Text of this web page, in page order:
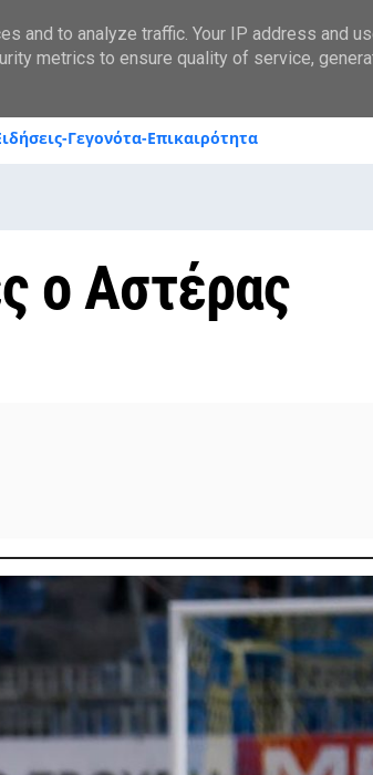
Γεγονότα-Επικαιρότητα
ο Αστέρας
and to analyze traffic. Your IP address and
metrics to ensure quality of service,